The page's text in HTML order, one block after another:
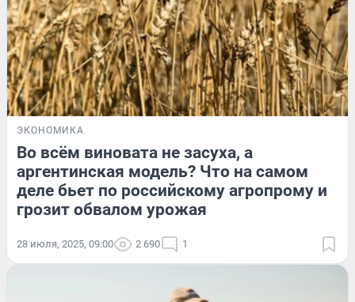
ЭКОНОМИКА
Во всём виновата не засуха, а
аргентинская модель? Что на самом
деле бьет по российскому агропрому и
грозит обвалом урожая
28 июля, 2025, 09:00 2 690 1